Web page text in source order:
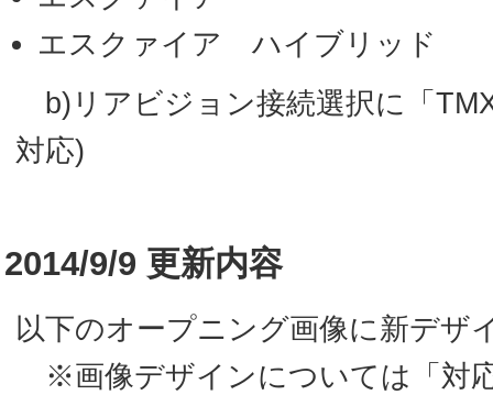
エスクァイア ハイブリッド
b)リアビジョン接続選択に「
対応)
2014/9/9 更新内容
以下のオープニング画像に新デザ
※画像デザインについては「対